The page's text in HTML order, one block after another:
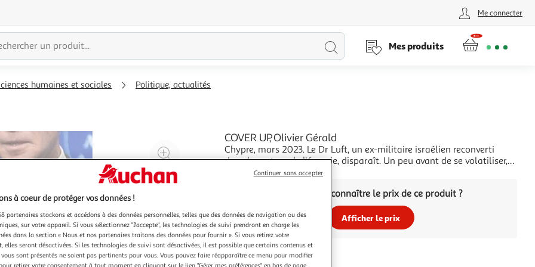
Me connecter
Lancer
Mes produits
humaines et sociales Politique, actualités
Agrandir
l'illustration
à
Réduire
à
100
%
Partager
le
produit
COVER UP, Olivier Gérald
Chypre, mars 2023. Le Dr Luft, un ex-militaire israélien reconverti
dans le secteur de l'énergie, disparaît. Un peu avant de se volatiliser,
cet homme, qui avait accusé le président des Etats-Unis de collusion
En savoir +
Vous voulez connaître le prix de ce produit ?
Afficher le prix
à coeur de protéger vos données !
partenaires stockons et accédons à des données personnelles, telles que des données de navigation ou des
sur votre appareil. Si vous sélectionnez "J'accepte", les technologies de suivi prendront en charge les
dans la section « Nous et nos partenaires traitons des données pour fournir ». Si vous retirez votre
elles seront désactivées. Si les technologies de suivi sont désactivées, il est possible que certains contenus et
sont présentés ne soient pas pertinents pour vous. Vous pouvez faire réapparaître ce menu pour modifier
retirer votre consentement à tout moment en cliquant sur le lien "Gérer mes préférences" en bas de page.
Continuer sans accepter